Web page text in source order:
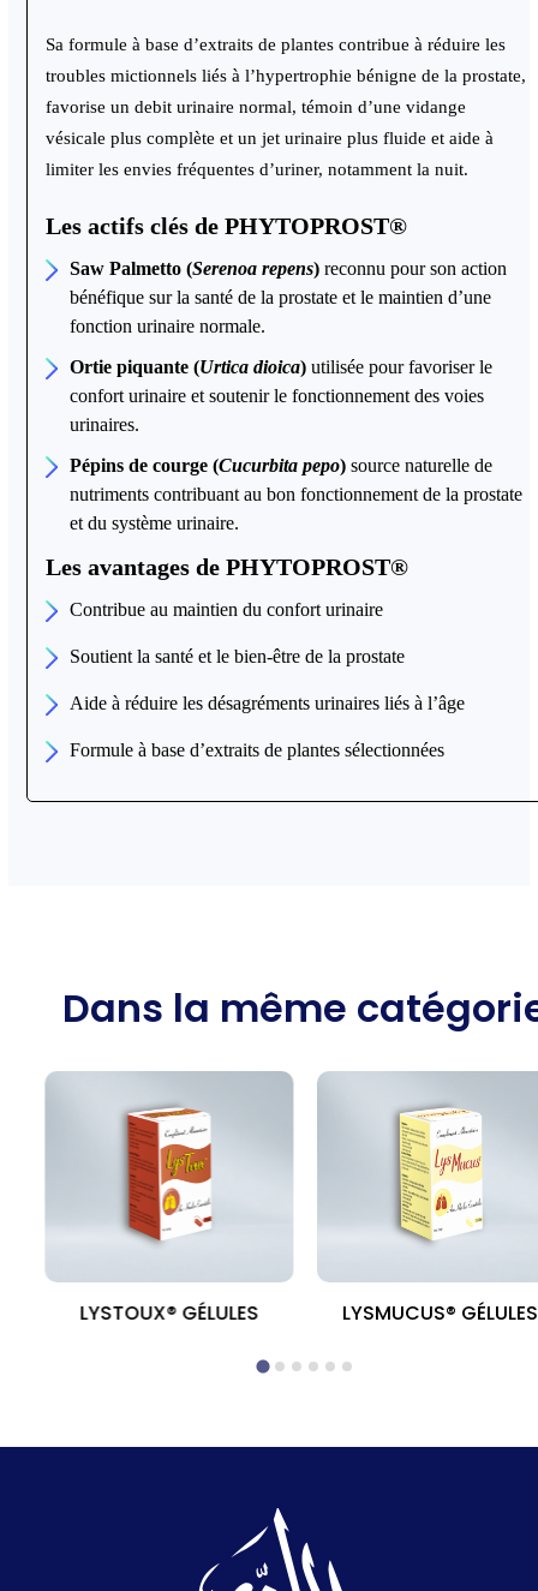
Sa formule à base d’extraits de plantes contribue à réduire les
troubles mictionnels liés à l’hypertrophie bénigne de la prostate,
favorise un debit urinaire normal, témoin d’une vidange
vésicale plus complète et un jet urinaire plus fluide et aide à
limiter les envies fréquentes d’uriner, notamment la nuit.
Les actifs clés de PHYTOPROST®
Saw Palmetto (Serenoa repens)reconnu pour son action
bénéfique sur la santé de la prostate et le maintien d’une
fonction urinaire normale.
Ortie piquante (Urtica dioica) utilisée pour favoriser le
confort urinaire et soutenir le fonctionnement des voies
urinaires.
Pépins de courge (Cucurbita pepo)source naturelle de
nutriments contribuant au bon fonctionnement de la prostate
et du système urinaire.
Les avantages de PHYTOPROST®
Contribue au maintien du confort urinaire
Soutient la santé et le bien-être de la prostate
Aide à réduire les désagréments urinaires liés à l’âge
Formule à base d’extraits de plantes sélectionnées
Dans la même
LYSTOUX® GÉLULES LYSMUCUS® GÉLULES